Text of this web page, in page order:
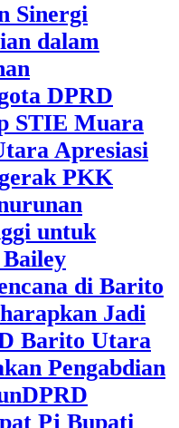
Sinergi
dalam
DPRD
STIE Muara
Apresiasi
PKK
untuk
di Barito
Jadi
Barito Utara
Pengabdian
DPRD
Pj Bupati